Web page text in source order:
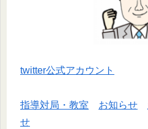
twitter公式アカウント
指導対局・教室 お知らせ
せ